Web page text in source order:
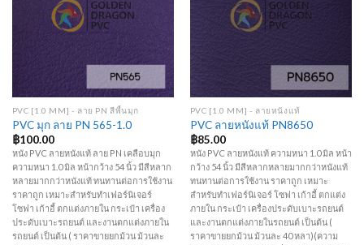
PVC [1.0 MM] - ลาย PN สีพื้นมุก
PVC มุก ลาย PN 565-1.0
฿100.00
หนัง PVC ลายหนังแท้ ลาย PN เคลือบมุก
ความหนา 1.0 มิล หน้ากว้าง 54 นิ้ว มีสีหลาก
หลายมากกว่าหนังแท้ ทนทานต่อการใช้งาน
ราคาถูก เหมาะสำหรับทำเฟอร์นิเจอร์
โซฟา เก้าอี้ ตกแต่งภายใน กระเป๋า เครื่อง
ประดับเบาะรถยนต์ และงานตกแต่งภายใน
รถยนต์ เป็นต้น ( ราคาขายยกม้วน ม้วนละ
PVC [1.0 MM] - ลายหนังแท้
PVC ลายหนังแท้ PN8650
฿85.00
หนัง PVC ลายหนังแท้ ความหนา 1.0 มิล หน้า
กว้าง 54 นิ้ว มีสีหลากหลายมากกว่าหนังแท้
ทนทานต่อการใช้งาน ราคาถูก เหมาะ
สำหรับทำเฟอร์นิเจอร์ โซฟา เก้าอี้ ตกแต่ง
ภายใน กระเป๋า เครื่องประดับเบาะรถยนต์
และงานตกแต่งภายในรถยนต์ เป็นต้น (
ราคาขายยกม้วน ม้วนละ 40 หลา)(ความ